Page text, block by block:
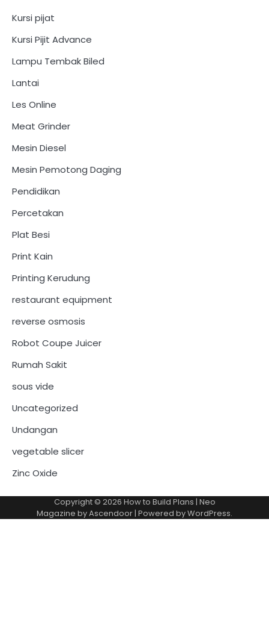
Kursi pijat
Kursi Pijit Advance
Lampu Tembak Biled
Lantai
Les Online
Meat Grinder
Mesin Diesel
Mesin Pemotong Daging
Pendidikan
Percetakan
Plat Besi
Print Kain
Printing Kerudung
restaurant equipment
reverse osmosis
Robot Coupe Juicer
Rumah Sakit
sous vide
Uncategorized
Undangan
vegetable slicer
Zinc Oxide
Copyright © 2026 How to Build Plans | Neo
Magazine byAscendoor| Powered byWordPress.